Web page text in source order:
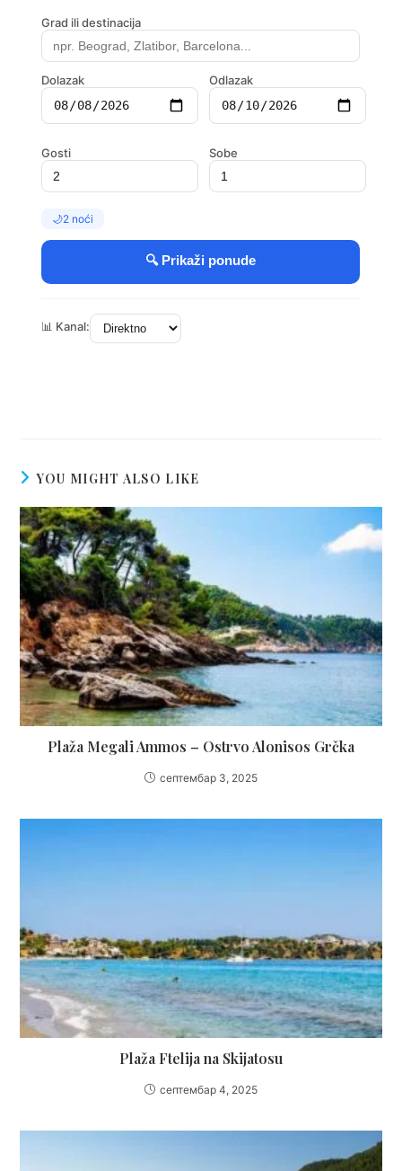
YOU MIGHT ALSO LIKE
Plaža Megali Ammos – Ostrvo Alonisos Grčka
септембар 3, 2025
Plaža Ftelija na Skijatosu
септембар 4, 2025